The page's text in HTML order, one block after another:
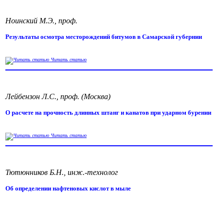
Ноинский М.Э., проф.
Результаты осмотра месторождений битумов в Самарской губернии
Читать статью
Лейбензон Л.С., проф. (Москва)
О расчете на прочность длинных штанг и канатов при ударном бурении
Читать статью
Тютюнников Б.Н., инж.-технолог
Об определении нафтеновых кислот в мыле